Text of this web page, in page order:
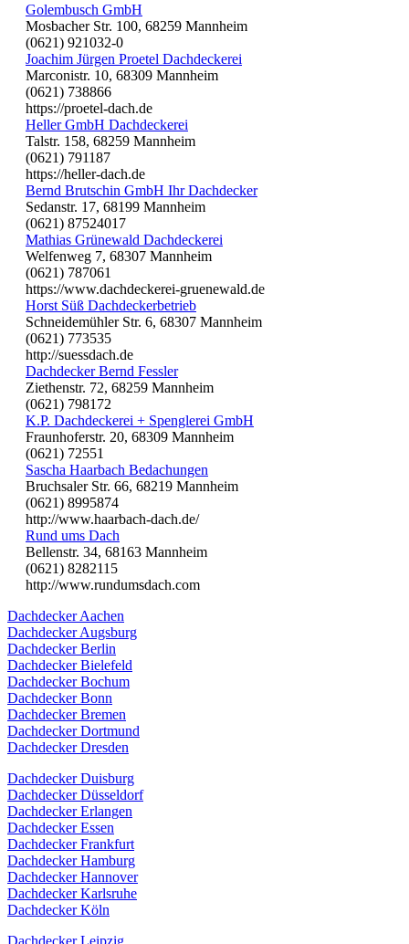
Golembusch GmbH
Mosbacher Str. 100, 68259 Mannheim
(0621) 921032-0
Joachim Jürgen Proetel Dachdeckerei
Marconistr. 10, 68309 Mannheim
(0621) 738866
https://proetel-dach.de
Heller GmbH Dachdeckerei
Talstr. 158, 68259 Mannheim
(0621) 791187
https://heller-dach.de
Bernd Brutschin GmbH Ihr Dachdecker
Sedanstr. 17, 68199 Mannheim
(0621) 87524017
Mathias Grünewald Dachdeckerei
Welfenweg 7, 68307 Mannheim
(0621) 787061
https://www.dachdeckerei-gruenewald.de
Horst Süß Dachdeckerbetrieb
Schneidemühler Str. 6, 68307 Mannheim
(0621) 773535
http://suessdach.de
Dachdecker Bernd Fessler
Ziethenstr. 72, 68259 Mannheim
(0621) 798172
K.P. Dachdeckerei + Spenglerei GmbH
Fraunhoferstr. 20, 68309 Mannheim
(0621) 72551
Sascha Haarbach Bedachungen
Bruchsaler Str. 66, 68219 Mannheim
(0621) 8995874
http://www.haarbach-dach.de/
Rund ums Dach
Bellenstr. 34, 68163 Mannheim
(0621) 8282115
http://www.rundumsdach.com
Dachdecker Aachen
Dachdecker Augsburg
Dachdecker Berlin
Dachdecker Bielefeld
Dachdecker Bochum
Dachdecker Bonn
Dachdecker Bremen
Dachdecker Dortmund
Dachdecker Dresden
Dachdecker Duisburg
Dachdecker Düsseldorf
Dachdecker Erlangen
Dachdecker Essen
Dachdecker Frankfurt
Dachdecker Hamburg
Dachdecker Hannover
Dachdecker Karlsruhe
Dachdecker Köln
Dachdecker Leipzig